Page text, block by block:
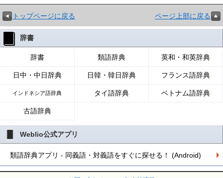
トップページに戻る ページ上部に戻る
辞書
辞書 類語辞典 英和・和英辞典
日中・中日辞典 日韓・韓日辞典 フランス語辞典
インドネシア語辞典 タイ語辞典 ベトナム語辞典
古語辞典
Weblio公式アプリ
類語辞典アプリ - 同義語・対義語をすぐに探せる！ (Android)